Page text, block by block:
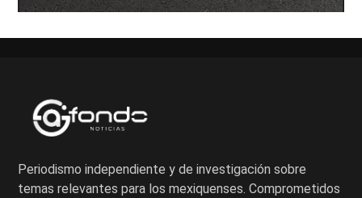
Periodismo independiente y de investigación sobre
temas relevantes para los mexiquenses. Comprometidos